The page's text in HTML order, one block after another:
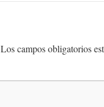
Los campos obligatorios